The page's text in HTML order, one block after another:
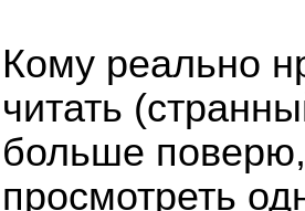
Кому реально
читать
больше поверю,
просмотреть